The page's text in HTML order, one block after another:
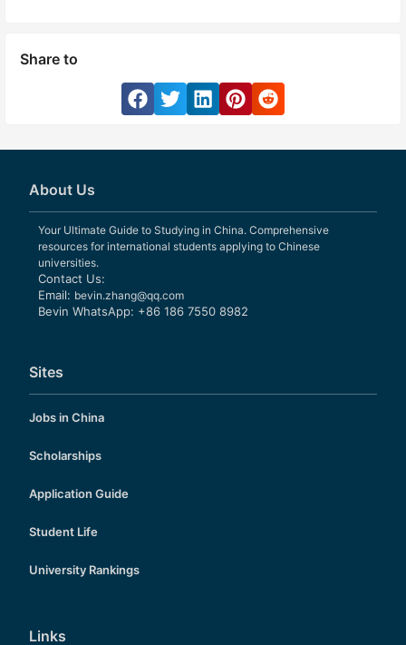
Share to
About Us
Your Ultimate Guide to Studying in China. Comprehensive
resources for international students applying to Chinese
universities.
Contact Us:
Email: bevin.zhang@qq.com
Bevin WhatsApp: +86 186 7550 8982
Sites
Jobs in China
Scholarships
Application Guide
Student Life
University Rankings
Links